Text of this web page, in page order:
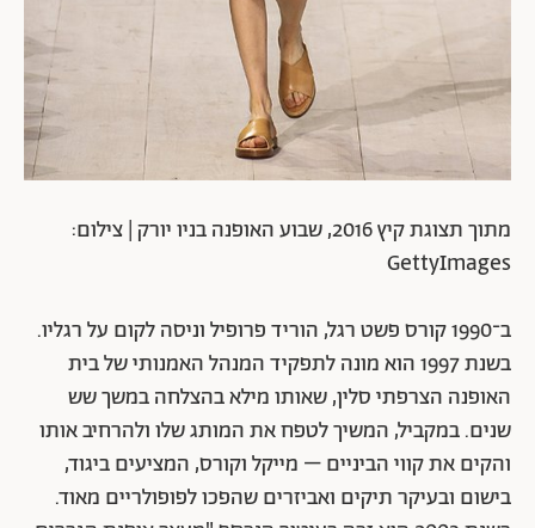
מתוך תצוגת קיץ 2016, שבוע האופנה בניו יורק | צילום:
GettyImages
ב־1990 קורס פשט רגל, הוריד פרופיל וניסה לקום על רגליו.
בשנת 1997 הוא מונה לתפקיד המנהל האמנותי של בית
האופנה הצרפתי סלין, שאותו מילא בהצלחה במשך שש
שנים. במקביל, המשיך לטפח את המותג שלו ולהרחיב אותו
והקים את קווי הביניים – מייקל וקורס, המציעים ביגוד,
בישום ובעיקר תיקים ואביזרים שהפכו לפופולריים מאוד.